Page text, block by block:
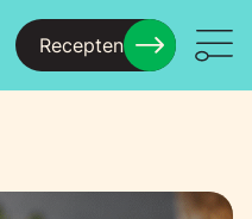
Recepten